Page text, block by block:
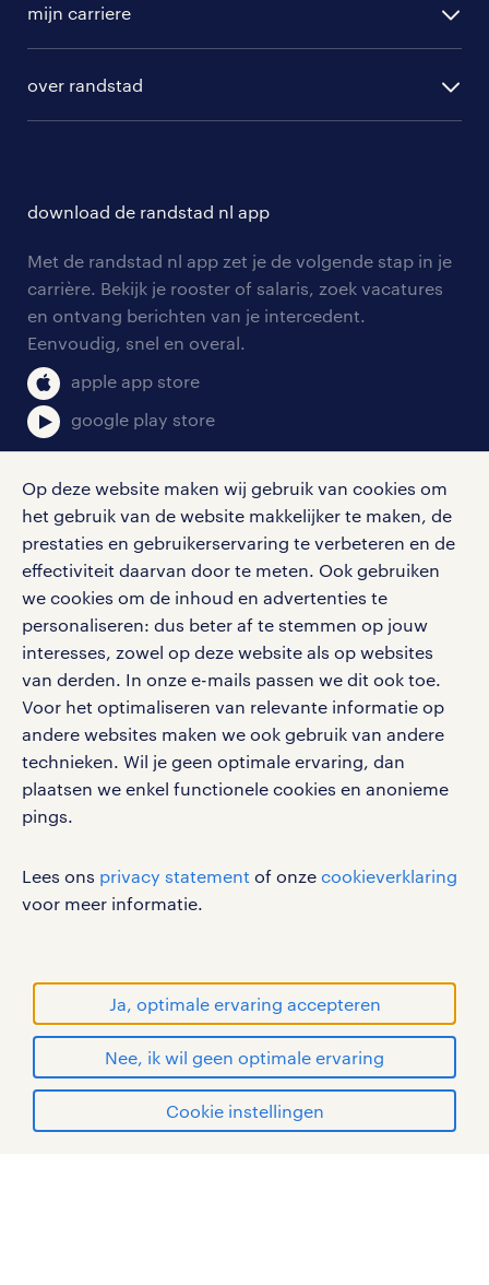
Op deze website maken wij gebruik van cookies om
het gebruik van de website makkelijker te maken, de
prestaties en gebruikerservaring te verbeteren en de
effectiviteit daarvan door te meten. Ook gebruiken
we cookies om de inhoud en advertenties te
personaliseren: dus beter af te stemmen op jouw
interesses, zowel op deze website als op websites
van derden. In onze e-mails passen we dit ook toe.
Voor het optimaliseren van relevante informatie op
andere websites maken we ook gebruik van andere
technieken. Wil je geen optimale ervaring, dan
plaatsen we enkel functionele cookies en anonieme
pings.
Lees ons privacy statement of onze cookieverklaring
voor meer informatie.
Ja, optimale ervaring accepteren
Nee, ik wil geen optimale ervaring
Cookie instellingen
randstad professional
randstad digital
hr-diensten
branches
tarieven
personeel gezocht
aanmelden nieuwsbrief
mijn carriere
blogs en artikelen
salarischecker
bruto-netto calculator
over randstad
onze vestigingen
pers
klachten en misstanden
download de randstad nl app
Met de randstad nl app zet je de volgende stap in je
carrière. Bekijk je rooster of salaris, zoek vacatures
en ontvang berichten van je intercedent.
Eenvoudig, snel en overal.
apple app store
google play store
social media
Volg ons voor de leukste content omtrent
vacatures, solliciteren en inspiratie.
werken bij randstad
gebruikersvoorwaarden
privacystatement
cookies
handelsmerken van Randstad N.V.
© Randstad 2026